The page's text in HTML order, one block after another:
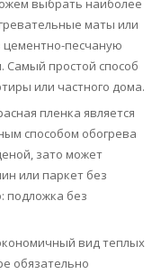
выбрать наиболее
маты или
цементно-песчаную
Самый простой способ
или частного дома.
пленка является
способом обогрева
зато может
или паркет без
подложка без
вид теплых
обязательно